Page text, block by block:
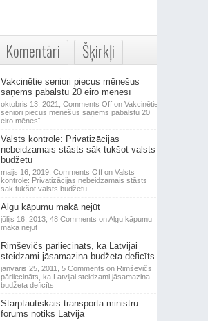
Komentāri Šķirkļi
Vakcinētie seniori piecus mēnešus
saņems pabalstu 20 eiro mēnesī
oktobris 13, 2021, Comments Offon Vakcinētie
seniori piecus mēnešus saņems pabalstu 20
eiro mēnesī
Valsts kontrole: Privatizācijas
nebeidzamais stāsts sāk tukšot valsts
budžetu
maijs 16, 2019, Comments Offon Valsts
kontrole: Privatizācijas nebeidzamais stāsts
sāk tukšot valsts budžetu
Algu kāpumu makā nejūt
jūlijs 16, 2013, 48 Comments on Algu kāpumu
makā nejūt
Rimšēvičs pārliecināts, ka Latvijai
steidzami jāsamazina budžeta deficīts
janvāris 25, 2011, 5 Comments on Rimšēvičs
pārliecināts, ka Latvijai steidzami jāsamazina
budžeta deficīts
Starptautiskais transporta ministru
forums notiks Latvijā